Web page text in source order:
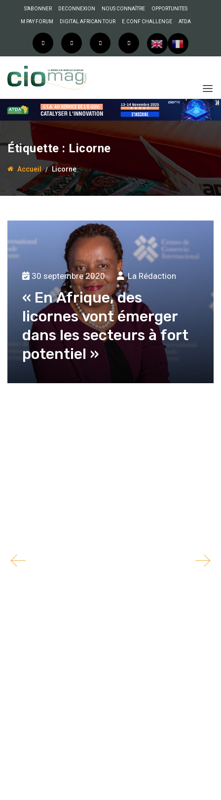
S’ABONNER DECONNEXION NOUS CONNAÎTRE OPPORTUNITES
M PAY FORUM DIGITAL AFRICAN TOUR E.CONF CHALLENGE ATDA
Étiquette : Licorne
Accueil Licorne
30 septembre 2020 La Rédaction
« En Afrique, des
licornes vont émerger
dans les secteurs à fort
potentiel »